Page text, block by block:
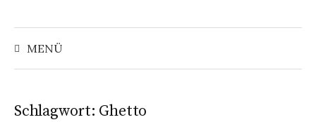
MENÜ
Suchen
Schlagwort: Ghetto